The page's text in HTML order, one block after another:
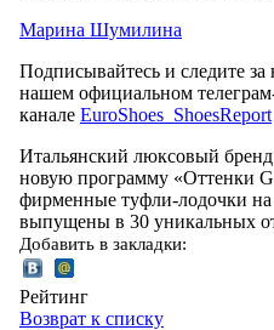
Марина Шумилина
Подписывайтесь и следите за
нашем официальном
канале EuroShoes_ShoesReport
Итальянский люксовый
новую программу «Оттенки
фирменные туфли-лодочки
выпущены в 30 уникальных
Добавить в закладки:
Рейтинг
Возврат к списку